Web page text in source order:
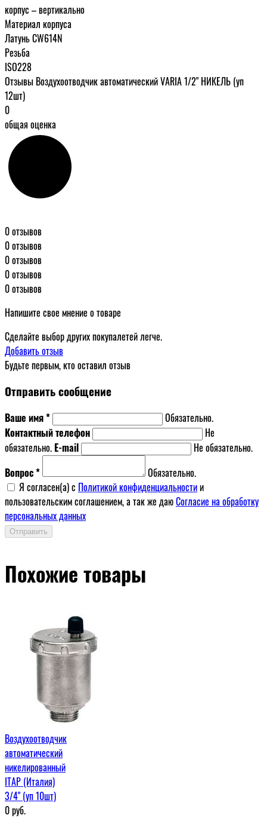
корпус – вертикально
Материал корпуса
Латунь CW614N
Резьба
ISO228
Отзывы Воздухоотводчик автоматический VARIA 1/2" НИКЕЛЬ (уп
12шт)
0
общая оценка
0 отзывов
0 отзывов
0 отзывов
0 отзывов
0 отзывов
Напишите свое мнение о товаре
Сделайте выбор других покупалетей легче.
Добавить отзыв
Будьте первым, кто оставил отзыв
Отправить сообщение
Ваше имя *
Обязательно.
Контактный телефон
Не
обязательно. E-mail
Не обязательно.
Вопрос *
Обязательно.
Я согласен(a) с Политикой конфиденциальностии
пользовательским соглашением, а так же даюСогласие на обработку
персональных данных
Отправить
Похожие товары
Воздухоотводчик
автоматический
никелированный
ITAP (Италия)
3/4" (уп 10шт)
0руб.